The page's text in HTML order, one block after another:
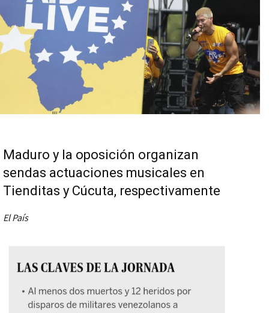
Maduro y la oposición organizan
sendas actuaciones musicales en
Tienditas y Cúcuta, respectivamente
El País